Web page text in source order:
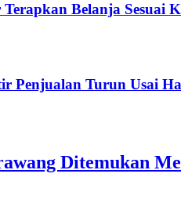
Belanja Sesuai
Penjualan Turun Usai
Ditemukan